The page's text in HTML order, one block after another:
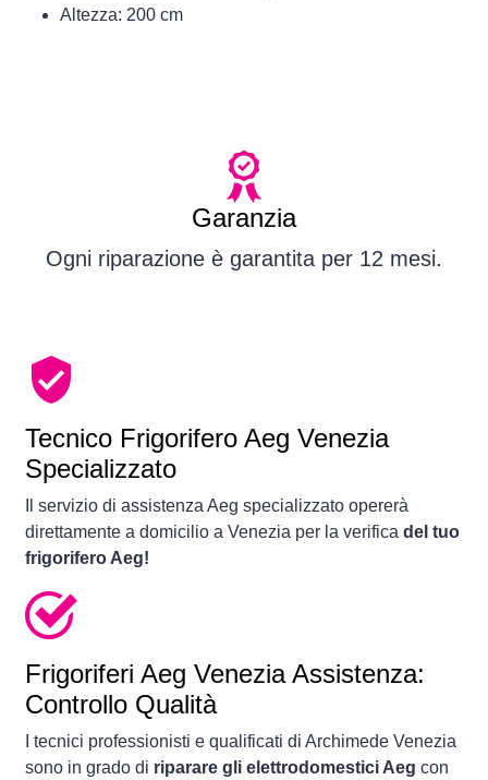
Altezza: 200 cm
Garanzia
Ogni riparazione è garantita per 12 mesi.
Tecnico Frigorifero Aeg Venezia
Specializzato
Il servizio di assistenza Aeg specializzato opererà
direttamente a domicilio a Venezia per la verifica del tuo
frigorifero Aeg!
Frigoriferi Aeg Venezia Assistenza:
Controllo Qualità
I tecnici professionisti e qualificati di Archimede Venezia
sono in grado di riparare gli elettrodomestici Aeg con